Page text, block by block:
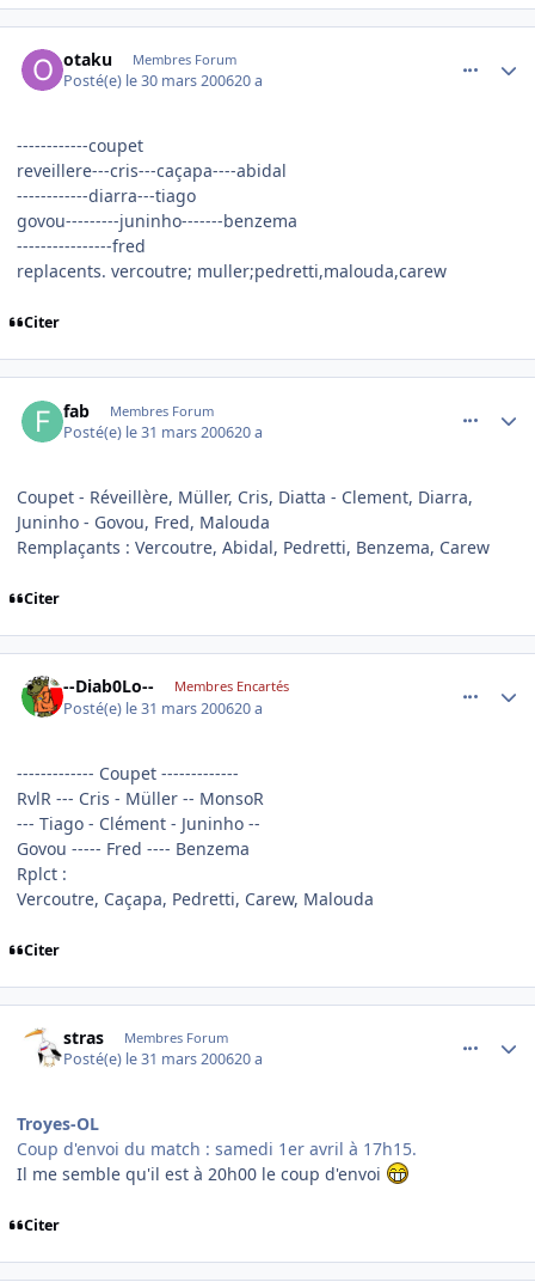
otaku Membres Forum
Posté(e) le 30 mars 200620 a
------------coupet
reveillere---cris---caçapa----abidal
------------diarra---tiago
govou---------juninho-------benzema
----------------fred
replacents. vercoutre; muller;pedretti,malouda,carew
Citer
fab Membres Forum
Posté(e) le 31 mars 200620 a
Coupet - Réveillère, Müller, Cris, Diatta - Clement, Diarra,
Juninho - Govou, Fred, Malouda
Remplaçants : Vercoutre, Abidal, Pedretti, Benzema, Carew
Citer
--Diab0Lo-- Membres Encartés
Posté(e) le 31 mars 200620 a
------------- Coupet -------------
RvlR --- Cris - Müller -- MonsoR
--- Tiago - Clément - Juninho --
Govou ----- Fred ---- Benzema
Rplct :
Vercoutre, Caçapa, Pedretti, Carew, Malouda
Citer
stras Membres Forum
Posté(e) le 31 mars 200620 a
Troyes-OL
Coup d'envoi du match : samedi 1er avril à 17h15.
Il me semble qu'il est à 20h00 le coup d'envoi
Citer